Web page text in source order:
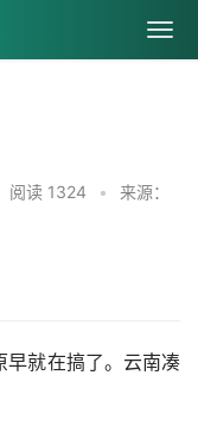
阅读 1324 •
来源：
早就在搞了。云南凑